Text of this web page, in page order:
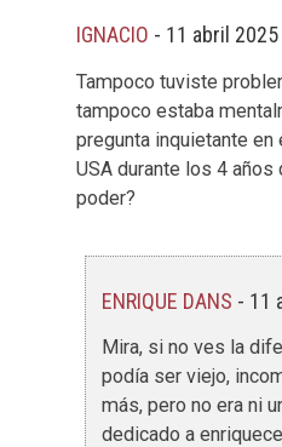
IGNACIO - 11 abril
Tampoco tuviste
tampoco estaba
pregunta inquietante en
USA durante los 4
poder?
ENRIQUE DANS - 11
Mira, si no ves la
podía ser viejo,
más, pero no era ni
dedicado a